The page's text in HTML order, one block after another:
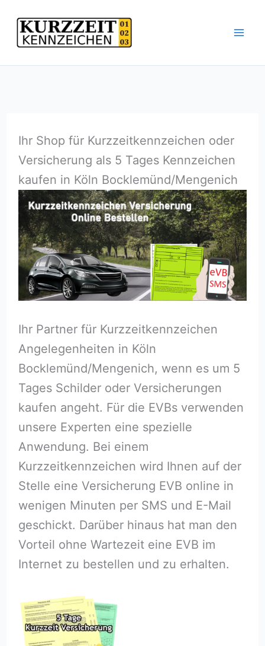
Inhalt
springen
Ihr Shop für Kurzzeitkennzeichen oder
Versicherung als 5 Tages Kennzeichen
kaufen in Köln Bocklemünd/Mengenich
Ihr Partner für Kurzzeitkennzeichen
Angelegenheiten in Köln
Bocklemünd/Mengenich, wenn es um 5
Tages Schilder oder Versicherungen
kaufen angeht. Für die EVBs verwenden
unsere Experten eine spezielle
Anwendung. Bei einem
Kurzzeitkennzeichen wird Ihnen auf der
Stelle eine Versicherung EVB online in
wenigen Minuten per SMS und E-Mail
geschickt. Darüber hinaus hat man den
Vorteil ohne Wartezeit eine EVB im
Internet zu bestellen und zu erhalten.